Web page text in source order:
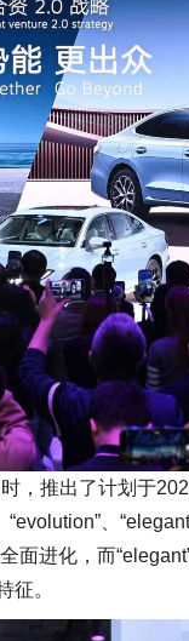
，推出了计划于
、
面进化，而
征。